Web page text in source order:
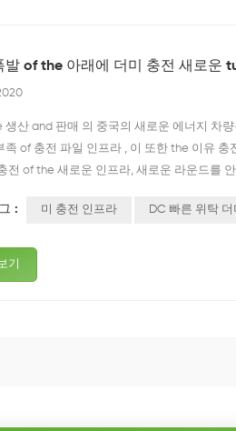
발 of the 아래에 더미 충전 새로운
생산 and 판매 의 중국의 새로운 에너지 차
족 of 충전 파일 인프라 , 이 또한 the 이유
전 of the 새로운 인프라, 새로운 라운드를
: 미 충전 인프라 DC 빠른 위탁 더
기